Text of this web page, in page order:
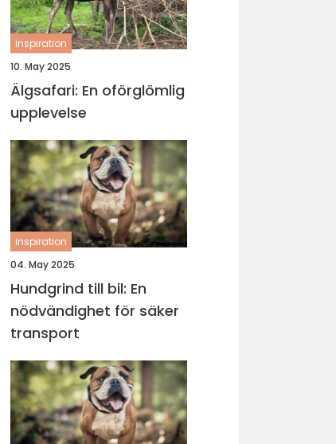
inspiration
10. May 2025
Älgsafari: En oförglömlig
upplevelse
inspiration
04. May 2025
Hundgrind till bil: En
nödvändighet för säker
transport